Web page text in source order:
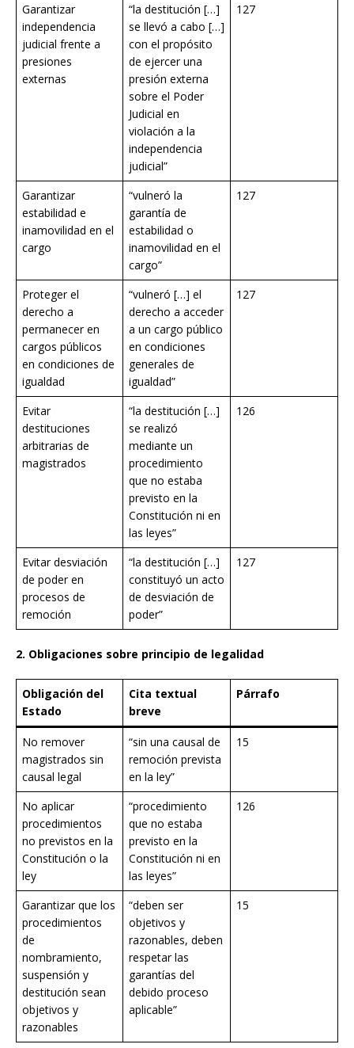
Garantizar
independencia
judicial frente a
presiones
externas
“la destitución […]
se llevó a cabo […]
con el propósito
de ejercer una
presión externa
sobre el Poder
Judicial en
violación a la
independencia
judicial”
127
Garantizar
estabilidad e
inamovilidad en el
cargo
“vulneró la
garantía de
estabilidad o
inamovilidad en el
cargo”
127
Proteger el
derecho a
permanecer en
cargos públicos
en condiciones de
igualdad
“vulneró […] el
derecho a acceder
a un cargo público
en condiciones
generales de
igualdad”
127
Evitar
destituciones
arbitrarias de
magistrados
“la destitución […]
se realizó
mediante un
procedimiento
que no estaba
previsto en la
Constitución ni en
las leyes”
126
Evitar desviación
de poder en
procesos de
remoción
“la destitución […]
constituyó un acto
de desviación de
poder”
127
2. Obligaciones sobre principio de legalidad
Obligación del
Estado
Cita textual
breve
Párrafo
No remover
magistrados sin
causal legal
“sin una causal de
remoción prevista
en la ley”
15
No aplicar
procedimientos
no previstos en la
Constitución o la
ley
“procedimiento
que no estaba
previsto en la
Constitución ni en
las leyes”
126
Garantizar que los
procedimientos
de
nombramiento,
suspensión y
destitución sean
objetivos y
razonables
“deben ser
objetivos y
razonables, deben
respetar las
garantías del
debido proceso
aplicable”
15